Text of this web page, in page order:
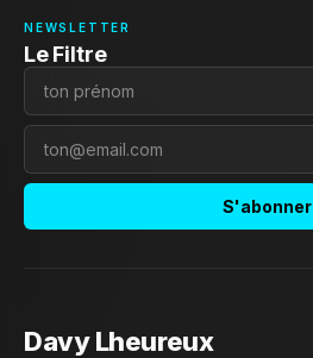
NEWSLETTER
Le Filtre
S'abonner
Davy Lheureux